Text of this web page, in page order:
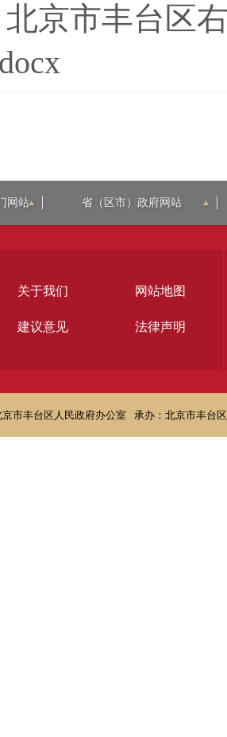
北京市丰台区
网站 省（区市）政府网站
关于我们 网站地图
建议意见 法律声明
京市丰台区人民政府办公室 承办：北京市丰台